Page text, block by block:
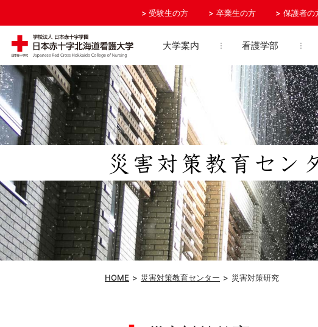
受験生の方 卒業生の方 保護者の
大学案内 看護学部
HOME 災害対策教育センター 災害対策研究